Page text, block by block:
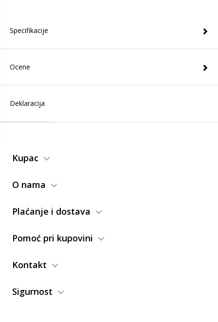
Specifikacije
Ocene
Deklaracija
Kupac
O nama
Plaćanje i dostava
Pomoć pri kupovini
Kontakt
Sigurnost